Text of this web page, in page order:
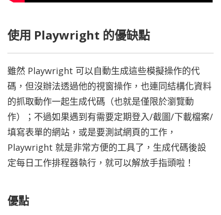
使用 Playwright 的優缺點
雖然 Playwright 可以自動生成這些模擬操作的代
碼，但沒辦法透過他的視窗操作，也連同結構化資料
的抓取動作一起生成代碼（也就是僅限於瀏覽動
作）；不過如果遇到有需要定期登入/截圖/下載檔案/
填寫表單的網站，或是要測試網頁的工作，
Playwright 就是非常方便的工具了，生成代碼後設
定每日工作排程器執行，就可以解放手指頭啦！
優點